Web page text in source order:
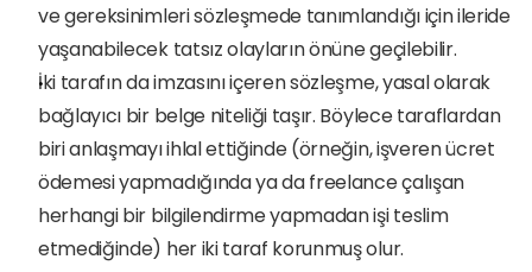
ve gereksinimleri sözleşmede tanımlandığı için ileride
yaşanabilecek tatsız olayların önüne geçilebilir.
İki tarafın da imzasını içeren sözleşme, yasal olarak
bağlayıcı bir belge niteliği taşır. Böylece taraflardan
biri anlaşmayı ihlal ettiğinde (örneğin, işveren ücret
ödemesi yapmadığında ya da freelance çalışan
herhangi bir bilgilendirme yapmadan işi teslim
etmediğinde) her iki taraf korunmuş olur.